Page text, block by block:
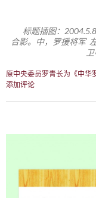
标题插图：
合影。中，罗援将军
原中央委员罗青长为《中华
添加评论